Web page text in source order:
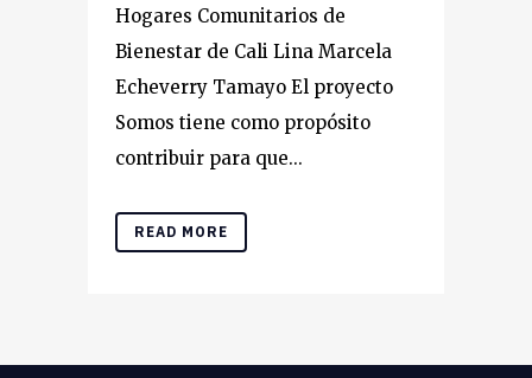
Hogares Comunitarios de
Bienestar de Cali Lina Marcela
Echeverry Tamayo El proyecto
Somos tiene como propósito
contribuir para que...
READ MORE